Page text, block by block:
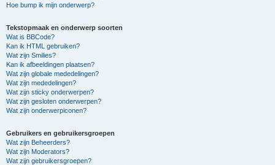
Hoe bump ik mijn onderwerp?
Tekstopmaak en onderwerp soorten
Wat is BBCode?
Kan ik HTML gebruiken?
Wat zijn Smilies?
Kan ik afbeeldingen plaatsen?
Wat zijn globale mededelingen?
Wat zijn mededelingen?
Wat zijn sticky onderwerpen?
Wat zijn gesloten onderwerpen?
Wat zijn onderwerpiconen?
Gebruikers en gebruikersgroepen
Wat zijn Beheerders?
Wat zijn Moderators?
Wat zijn gebruikersgroepen?